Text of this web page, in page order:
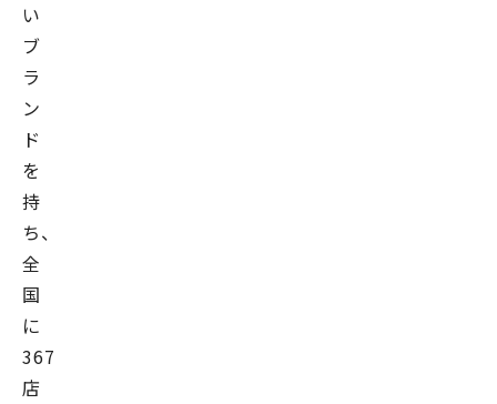
い
ブ
ラ
ン
ド
を
持
ち、
全
国
に
367
店